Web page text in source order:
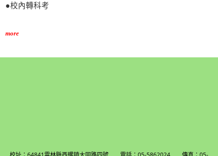
●校內轉科考
more